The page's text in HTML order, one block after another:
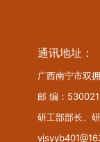
通讯地址：
广西南宁市双
邮 编：530021
研工部部长、